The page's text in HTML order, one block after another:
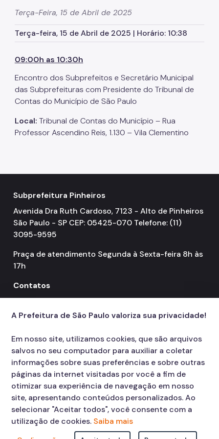
Zeladoria Urbana
Cata-Bagulho
Noticias
Contate Nossos Servidores
Terça-Feira, 15 de Abril de 2025
Terça-feira, 15 de Abril de 2025 | Horário: 10:38
09:00h as 10:30h
Encontro dos Subprefeitos e Secretário Municipal
das Subprefeituras com Presidente do Tribunal de
Contas do Município de São Paulo
Local: Tribunal de Contas do Município – Rua
Professor Ascendino Reis, 1.130 – Vila Clementino
Subprefeitura Pinheiros
Avenida Dra Ruth Cardoso, 7123 - Alto de Pinheiros
São Paulo - SP CEP: 05425-070 Telefone: (11)
3095-9595
Praça de atendimento Segunda à Sexta-feira 8h às
17h
Contatos
156
A Prefeitura de São Paulo valoriza sua privacidade!
Em nosso site, utilizamos cookies, que são arquivos
salvos no seu computador para auxiliar a coletar
informações sobre suas preferências e sobre outras
páginas da internet visitadas por você a fim de
otimizar sua experiência de navegação em nosso
site, apresentando conteúdos personalizados. Ao
selecionar "Aceitar todos", você consente com a
utilização de cookies. Saiba mais